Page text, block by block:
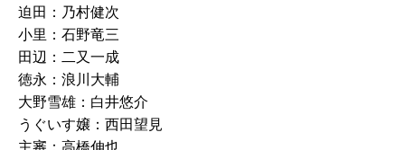
迫田：乃村健次
小里：石野竜三
田辺：二又一成
徳永：浪川大輔
大野雪雄：白井悠介
うぐいす嬢：西田望見